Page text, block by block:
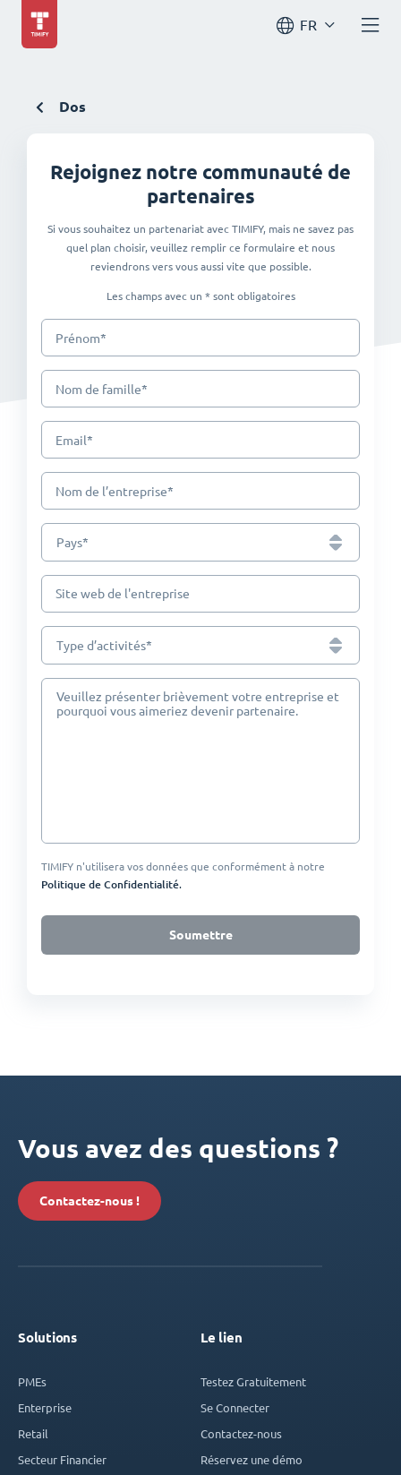
FR
Dos
Rejoignez notre communauté de
partenaires
Si vous souhaitez un partenariat avec TIMIFY, mais ne savez pas
quel plan choisir, veuillez remplir ce formulaire et nous
reviendrons vers vous aussi vite que possible.
Les champs avec un * sont obligatoires
Prénom*
Nom de famille*
Email*
Nom de l’entreprise*
Pays*
Site web de l'entreprise
Type d’activités*
Veuillez présenter brièvement votre entreprise et
pourquoi vous aimeriez devenir partenaire.
TIMIFY n'utilisera vos données que conformément à notre
Politique de Confidentialité.
Soumettre
Vous avez des questions ?
Contactez-nous !
Solutions
PMEs
Enterprise
Retail
Secteur Financier
Le lien
Testez Gratuitement
Se Connecter
Contactez-nous
Réservez une démo